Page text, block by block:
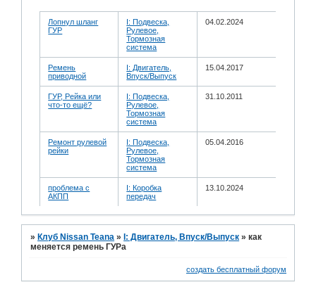
Лопнул шланг
ГУР
I: Подвеска,
Рулевое,
Тормозная
система
04.02.2024
Ремень
приводной
I: Двигатель,
Впуск/Выпуск
15.04.2017
ГУР, Рейка или
что-то ещё?
I: Подвеска,
Рулевое,
Тормозная
система
31.10.2011
Ремонт рулевой
рейки
I: Подвеска,
Рулевое,
Тормозная
система
05.04.2016
проблема с
АКПП
I: Коробка
передач
13.10.2024
» Клуб Nissan Teana » I: Двигатель, Впуск/Выпуск »как
меняется ремень ГУРа
создать бесплатный форум